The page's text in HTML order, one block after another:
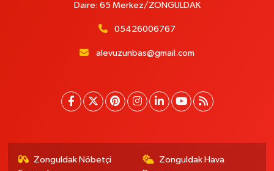
Daire: 65 Merkez/ZONGULDAK
05426006767
alevuzunbas@gmail.com
Zonguldak Nöbetçi
Zonguldak Hava